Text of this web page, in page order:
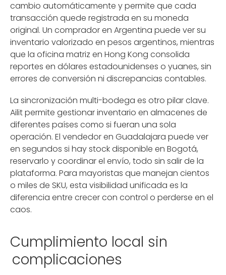
cambio automáticamente y permite que cada
transacción quede registrada en su moneda
original. Un comprador en Argentina puede ver su
inventario valorizado en pesos argentinos, mientras
que la oficina matriz en Hong Kong consolida
reportes en dólares estadounidenses o yuanes, sin
errores de conversión ni discrepancias contables.
La sincronización multi-bodega es otro pilar clave.
Ailit permite gestionar inventario en almacenes de
diferentes países como si fueran una sola
operación. El vendedor en Guadalajara puede ver
en segundos si hay stock disponible en Bogotá,
reservarlo y coordinar el envío, todo sin salir de la
plataforma. Para mayoristas que manejan cientos
o miles de SKU, esta visibilidad unificada es la
diferencia entre crecer con control o perderse en el
caos.
Cumplimiento local sin
complicaciones